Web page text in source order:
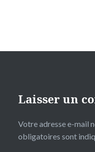
Laisser un
Votre adresse e-mail
obligatoires sont